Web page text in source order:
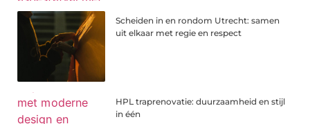
Scheiden in en rondom Utrecht: samen
uit elkaar met regie en respect
HPL traprenovatie: duurzaamheid en stijl
in één